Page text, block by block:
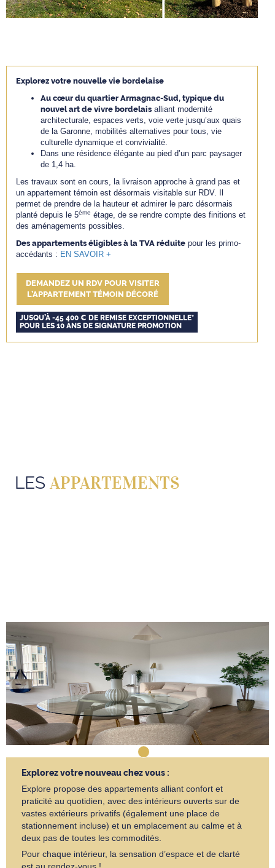
Explorez votre nouvelle vie bordelaise
Au cœur du quartier Armagnac-Sud, typique du
nouvel art de vivre bordelais alliant modernité
architecturale, espaces verts, voie verte jusqu’aux quais
de la Garonne, mobilités alternatives pour tous, vie
culturelle dynamique et convivialité.
Dans une résidence élégante au pied d’un parc paysager
de 1,4 ha.
Les travaux sont en cours, la livraison approche à grand pas et
un appartement témoin est désormais visitable sur RDV. Il
permet de prendre de la hauteur et admirer le parc désormais
planté depuis le 5ème étage, de se rendre compte des finitions et
des aménagements possibles.
Des appartements éligibles à la TVA réduite pour les primo-
accédants : EN SAVOIR +
DEMANDEZ UN RDV POUR VISITER
L’APPARTEMENT TÉMOIN DÉCORÉ
JUSQU’À -45 400 € DE REMISE EXCEPTIONNELLE*
POUR LES 10 ANS DE SIGNATURE PROMOTION
LES APPARTEMENTS
Explorez votre nouveau chez vous :
Explore propose des appartements alliant confort et
praticité au quotidien, avec des intérieurs ouverts sur de
vastes extérieurs privatifs (également une place de
stationnement incluse) et un emplacement au calme et à
deux pas de toutes les commodités.
Pour chaque intérieur, la sensation d’espace et de clarté